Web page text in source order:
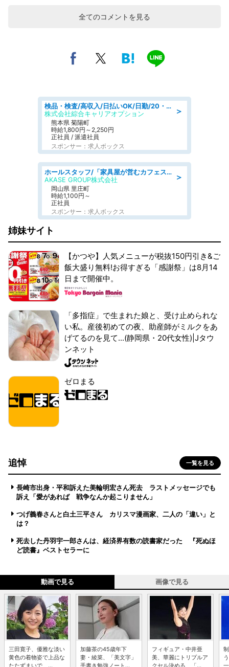
全てのコメントを見る
＞
検品・検査/高収入/日払いOK/日勤/20・30・40代活躍中/製造 工場
株式会社綜合キャリアオプション
熊本県 菊陽町
時給1,800円～2,250円
正社員 / 派遣社員
スポンサー：求人ボックス
＞
ホールスタッフ/「家具屋が営むカフェスタッフ!」週2日～OK!嬉しいまかない付き/岡山県/浅口郡里庄町
AKASE GROUP株式会社
岡山県 里庄町
時給1,100円～
正社員
スポンサー：求人ボックス
姉妹サイト
【かつや】人気メニューが税抜150円引き&ご
飯大盛り無料!お得すぎる「感謝祭」は8月14
日まで開催中。
「多指症」で生まれた娘と、受け止められな
い私。産後初めての夜、助産師がミルクをあ
げてるのを見て...(静岡県・20代女性)|Jタウ
ンネット
ゼロまる
追悼 一覧を見る
長崎市出身・平和訴えた美輪明宏さん死去 ラストメッセージでも
訴え「愛があれば 戦争なんか起こりません」
つげ義春さんと白土三平さん カリスマ漫画家、二人の「違い」と
は？
死去した丹羽宇一郎さんは、経済界有数の読書家だった 『死ぬほ
ど読書』ベストセラーに
動画で見る 画像で見る
三田寛子、優雅な淡い
黄色の着物姿で上品な
たたずまいで ...
加藤茶の45歳年下
妻・綾菜、「美文字」
手書き勉強ノート...
フィギュア・中井亜
美、華麗にトリプルア
クセル決める 「...